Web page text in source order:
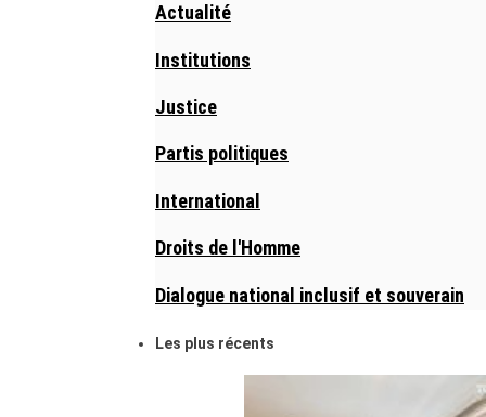
Actualité
Institutions
Justice
Partis politiques
International
Droits de l'Homme
Dialogue national inclusif et souverain
Les plus récents